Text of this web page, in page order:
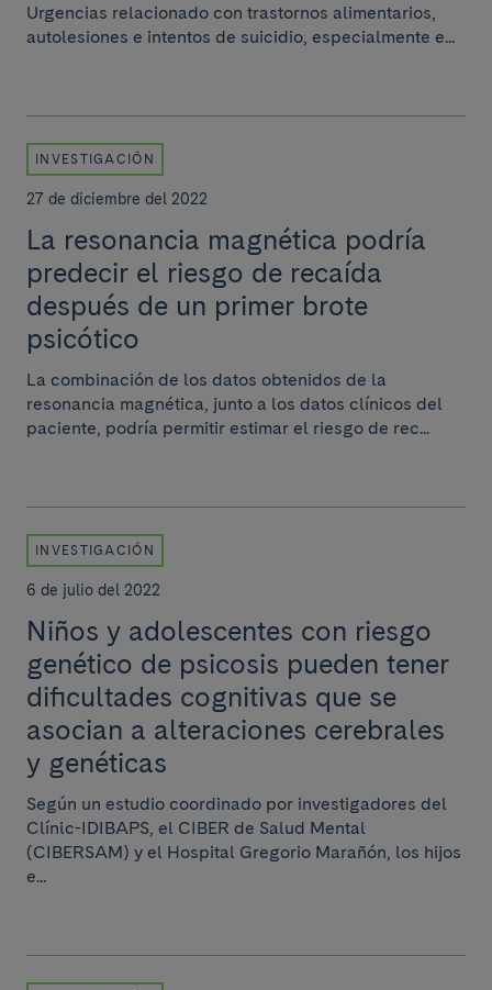
Urgencias relacionado con trastornos alimentarios,
autolesiones e intentos de suicidio, especialmente e...
INVESTIGACIÓN
27 de diciembre del 2022
La resonancia magnética podría
predecir el riesgo de recaída
después de un primer brote
psicótico
La combinación de los datos obtenidos de la
resonancia magnética, junto a los datos clínicos del
paciente, podría permitir estimar el riesgo de rec...
INVESTIGACIÓN
6 de julio del 2022
Niños y adolescentes con riesgo
genético de psicosis pueden tener
dificultades cognitivas que se
asocian a alteraciones cerebrales
y genéticas
Según un estudio coordinado por investigadores del
Clínic-IDIBAPS, el CIBER de Salud Mental
(CIBERSAM) y el Hospital Gregorio Marañón, los hijos
e...